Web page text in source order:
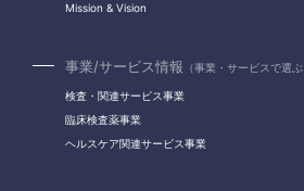
Mission & Vision
事業/サービス情報 （事業・サービスで選ぶ
検査・関連サービス事業
臨床検査薬事業
ヘルスケア関連サービス事業